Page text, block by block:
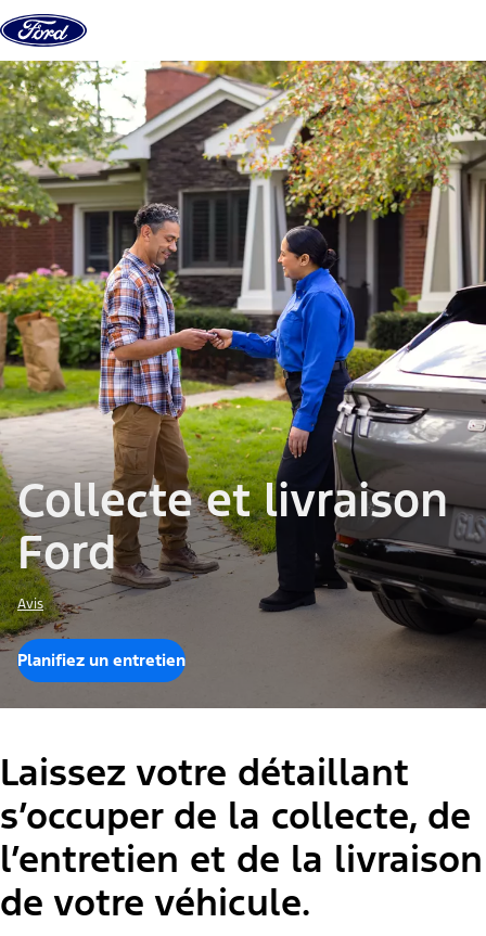
Aller au contenu
Collecte et livraison
Ford
Avis
Planifiez un entretien
Laissez votre détaillant
s’occuper de la collecte, de
l’entretien et de la livraison
de votre véhicule.